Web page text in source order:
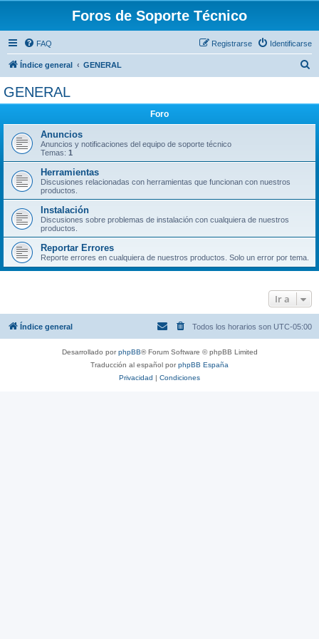
Foros de Soporte Técnico
FAQ Identificarse
Registrarse
Índice general GENERAL
GENERAL
Foro
Anuncios
Anuncios y notificaciones del equipo de soporte técnico
Temas: 1
Herramientas
Discusiones relacionadas con herramientas que funcionan con nuestros
productos.
Instalación
Discusiones sobre problemas de instalación con cualquiera de nuestros
productos.
Reportar Errores
Reporte errores en cualquiera de nuestros productos. Solo un error por tema.
Ir a
Índice general Todos los horarios son UTC-05:00
Desarrollado porphpBB® Forum Software © phpBB Limited
Traducción al español porphpBB España
Privacidad | Condiciones